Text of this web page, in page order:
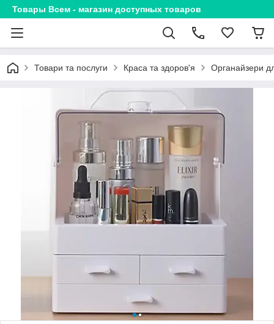
Товары Всем - магазин доступных товаров
Товари та послуги Краса та здоров'я Органайзери